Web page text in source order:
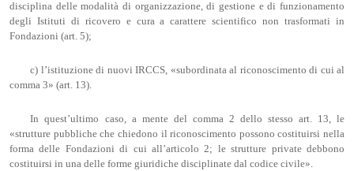
disciplina delle modalità di organizzazione, di gestione e di funzionamento
degli Istituti di ricovero e cura a carattere scientifico non trasformati in
Fondazioni (art. 5);
c) l’istituzione di nuovi IRCCS, «subordinata al riconoscimento di cui al
comma 3» (art. 13).
In quest’ultimo caso, a mente del comma 2 dello stesso art. 13, le
«strutture pubbliche che chiedono il riconoscimento possono costituirsi nella
forma delle Fondazioni di cui all’articolo 2; le strutture private debbono
costituirsi in una delle forme giuridiche disciplinate dal codice civile».